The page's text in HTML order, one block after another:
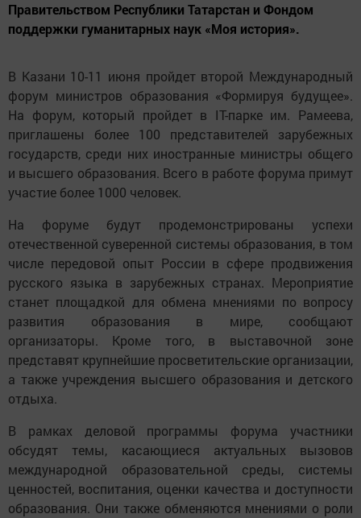
Правительством Республики Татарстан и Фондом
поддержки гуманитарных наук «Моя история».
В Казани 10-11 июня пройдет второй Международный
форум министров образования «Формируя будущее».
На форум, который пройдет в IT-парке им. Рамеева,
приглашены более 100 представителей зарубежных
государств, среди них иностранные министры общего
и высшего образования. Всего в работе форума примут
участие более 1000 человек.
На форуме будут продемонстрированы успехи
отечественной суверенной системы образования, в том
числе передовой опыт России в сфере продвижения
русского языка в зарубежных странах. Мероприятие
станет площадкой для обмена мнениями по вопросу
развития образования в мире, сообщают
организаторы. Кроме того, в выставочной зоне
представят крупнейшие просветительские организации,
а также учреждения высшего образования и детского
отдыха.
В рамках деловой программы форума участники
обсудят темы, касающиеся актуальных вызовов
международной образовательной среды, системы
ценностей, воспитания, оценки качества и доступности
образования. Они также обменяются мнениями о роли